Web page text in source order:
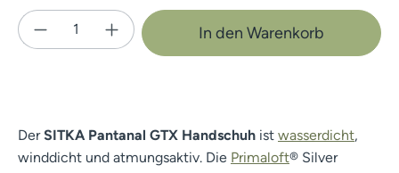
Produkt Anzahl: Gib den gewünschten
In den Warenkorb
DerSITKA Pantanal GTX Handschuh ist wasserdicht,
winddicht und atmungsaktiv. Die Primaloft® Silver